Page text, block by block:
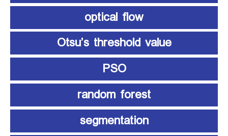
optical flow
Otsu’s threshold value
PSO
random forest
segmentation